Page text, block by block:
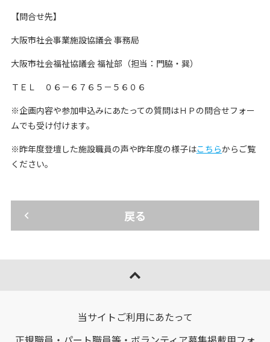
【問合せ先】
大阪市社会事業施設協議会 事務局
大阪市社会福祉協議会 福祉部（担当：門脇・巽）
ＴＥＬ ０６－６７６５－５６０６
※企画内容や参加申込みにあたっての質問はＨＰの問合せフォー
ムでも受け付けます。
※昨年度登壇した施設職員の声や昨年度の様子はこちらからご覧
ください。
戻る
当サイトご利用にあたって